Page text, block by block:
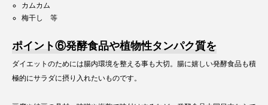
カムカム
梅干し 等
ポイント⑥発酵食品や植物性タンパク質を
ダイエットのためには腸内環境を整える事も大切。腸に嬉しい発酵食品も積
極的にサラダに摂り入れたいものです。